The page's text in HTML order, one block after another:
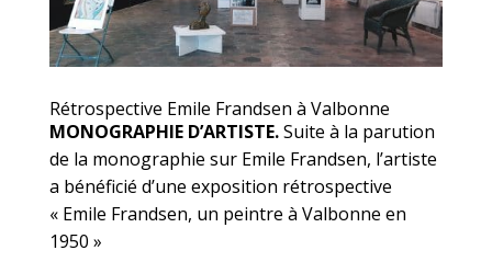
Rétrospective Emile Frandsen à Valbonne
MONOGRAPHIE D’ARTISTE.Suite à la parution
de la monographie sur Emile Frandsen, l’artiste
a bénéficié d’une exposition rétrospective
« Emile Frandsen, un peintre à Valbonne en
1950 »